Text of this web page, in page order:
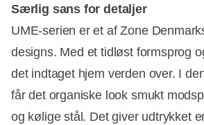
Særlig sans for detaljer
UME-serien er et af Zone
designs. Med et tidløst formsprog
det indtaget hjem verden over. I
får det organiske look smukt
og kølige stål. Det giver udtrykket